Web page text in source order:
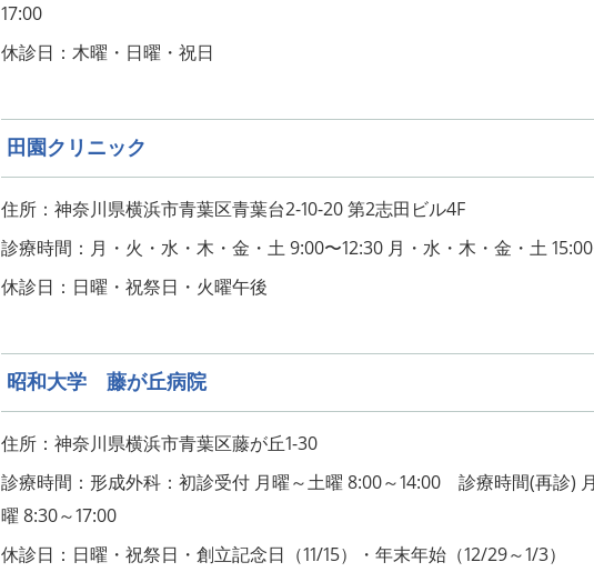
17:00
休診日：木曜・日曜・祝日
田園クリニック
住所：神奈川県横浜市青葉区青葉台2-10-20 第2志田ビル4F
診療時間：月・火・水・木・金・土 9:00〜12:30 月・水・木・金・土
休診日：日曜・祝祭日・火曜午後
昭和大学 藤が丘病院
住所：神奈川県横浜市青葉区藤が丘1-30
診療時間：形成外科：初診受付 月曜～土曜 8:00～14:00 診療時間(再診)
曜 8:30～17:00
休診日：日曜・祝祭日・創立記念日（11/15）・年末年始（12/29～1/3）